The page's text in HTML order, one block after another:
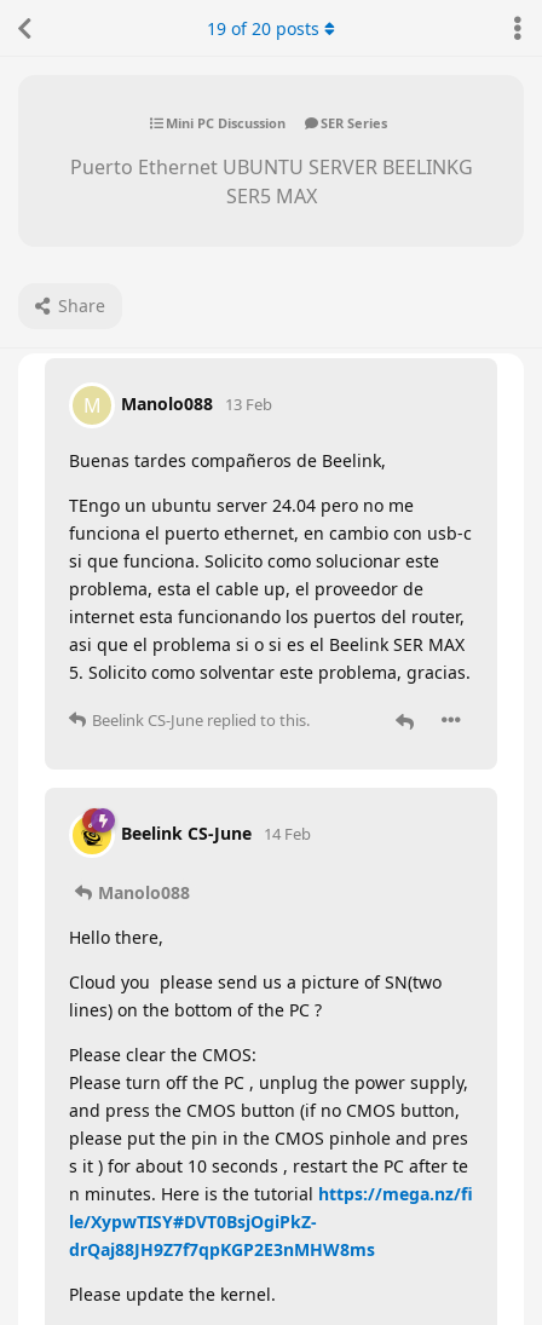
Mini PC Discussion SER Series
Puerto Ethernet UBUNTU SERVER BEELINKG
SER5 MAX
Share
19 of20 posts
M Manolo088 13 Feb
Buenas tardes compañeros de Beelink,
TEngo un ubuntu server 24.04 pero no me
funciona el puerto ethernet, en cambio con usb-c
si que funciona. Solicito como solucionar este
problema, esta el cable up, el proveedor de
internet esta funcionando los puertos del router,
asi que el problema si o si es el Beelink SER MAX
5. Solicito como solventar este problema, gracias.
Beelink CS-June replied to this.
Beelink CS-June 14 Feb
Manolo088
Hello there,
Cloud you please send us a picture of SN(two
lines) on the bottom of the PC ?
Please clear the CMOS:
Please turn off the PC , unplug the power supply,
and press the CMOS button (if no CMOS button,
please put the pin in the CMOS pinhole and pres
s it ) for about 10 seconds , restart the PC after te
n minutes. Here is the tutorial https://mega.nz/fi
le/XypwTISY#DVT0BsjOgiPkZ-
drQaj88JH9Z7f7qpKGP2E3nMHW8ms
Please update the kernel.